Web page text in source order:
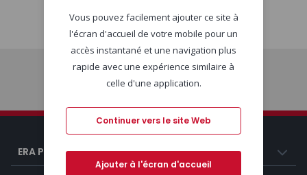
Carte Liste
Début
ERA Portugal
Vous pouvez facilement ajouter ce site à
l'écran d'accueil de votre mobile pour un
accès instantané et une navigation plus
rapide avec une expérience similaire à
celle d'une application.
Continuer vers le site Web
Ajouter à l'écran d'accueil